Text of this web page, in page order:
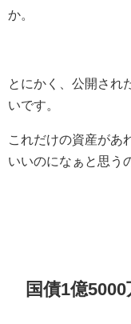
か。
とにかく、公開され
いです。
これだけの資産があ
いいのになぁと思う
国債1億